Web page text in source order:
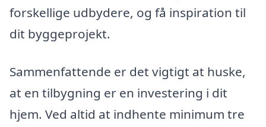
forskellige udbydere, og få inspiration til
dit byggeprojekt.
Sammenfattende er det vigtigt at huske,
at en tilbygning er en investering i dit
hjem. Ved altid at indhente minimum tre